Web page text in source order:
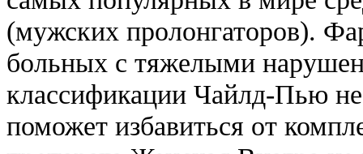
(мужских пролонгаторов).
больных с тяжелыми
классификации Чайлд-Пью не
поможет избавиться от